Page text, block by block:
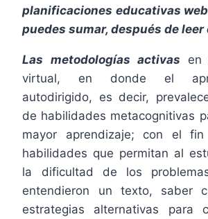
planificaciones educativas
puedes sumar, después de leer
Las metodologías activas en
virtual, en donde el
autodirigido, es decir,
de habilidades metacognitivas
mayor aprendizaje; con el
habilidades que permitan al
la dificultad de los
entendieron un texto, saber
estrategias alternativas para